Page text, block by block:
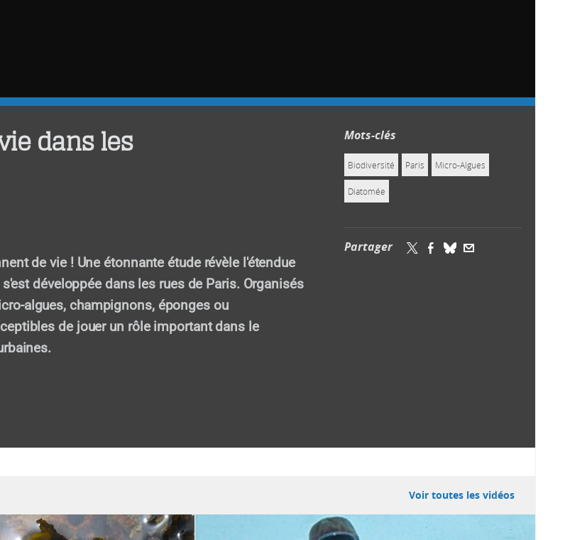
dans les
de vie ! Une étonnante étude révèle l'étendue
développée dans les rues de Paris. Organisés
algues, champignons, éponges ou
de jouer un rôle important dans le
Mots-clés
Biodiversité Paris Micro-Algues
Diatomée
Partager
Voir toutes les vidéos